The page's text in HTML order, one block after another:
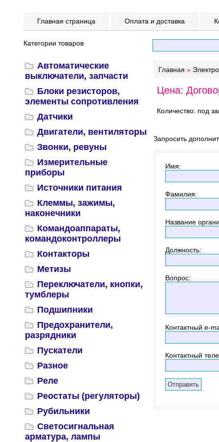
Главная страница Оплата и доставка
Категории товаров
Автоматические
выключатели, запчасти
Блоки резисторов,
элементы сопротивления
Датчики
Двигатели, вентиляторы
Звонки, ревуны
Измерительные
приборы
Источники питания
Клеммы, зажимы,
наконечники
Командоаппараты,
командоконтроллеры
Контакторы
Метизы
Переключатели, кнопки,
тумблеры
Подшипники
Предохранители,
разрядники
Пускатели
Разное
Реле
Реостаты (регуляторы)
Рубильники
Светосигнальная
арматура, лампы
Главная »
Цена:
Количество: под
Запросить
Имя:
Фамилия:
Название
Должность:
Вопрос:
Контактный e-
Контактный